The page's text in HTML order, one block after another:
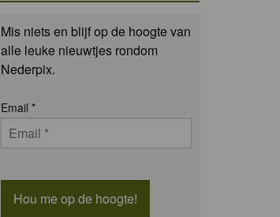
Mis niets en blijf op de hoogte van
alle leuke nieuwtjes rondom
Nederpix.
Email *
Hou me op de hoogte!